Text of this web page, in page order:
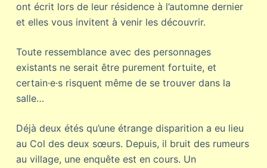
ont écrit lors de leur résidence à l’automne dernier
et elles vous invitent à venir les découvrir.
Toute ressemblance avec des personnages
existants ne serait être purement fortuite, et
certain·e·s risquent même de se trouver dans la
salle…
Déjà deux étés qu’une étrange disparition a eu lieu
au Col des deux sœurs. Depuis, il bruit des rumeurs
au village, une enquête est en cours. Un